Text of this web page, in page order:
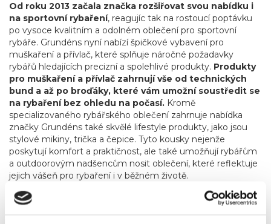
Od roku 2013 začala značka rozšiřovat svou nabídku i
na sportovní rybaření, reagujíc tak na rostoucí poptávku
po vysoce kvalitním a odolném oblečení pro sportovní
rybáře. Grundéns nyní nabízí špičkové vybavení pro
muškaření a přívlač, které splňuje náročné požadavky
rybářů hledajících precizní a spolehlivé produkty. Produkty
pro muškaření a přívlač zahrnují vše od technických
bund a až po broďáky, které vám umožní soustředit se
na rybaření bez ohledu na počasí. Kromě
specializovaného rybářského oblečení zahrnuje nabídka
značky Grundéns také skvělé lifestyle produkty, jako jsou
stylové mikiny, trička a čepice. Tyto kousky nejenže
poskytují komfort a praktičnost, ale také umožňují rybářům
a outdoorovým nadšencům nosit oblečení, které reflektuje
jejich vášeň pro rybaření i v běžném životě.
Grundéns díky svému závazku k inovacím, použitým
materiálům, udržitelnosti a kvalitě je oblíbenou